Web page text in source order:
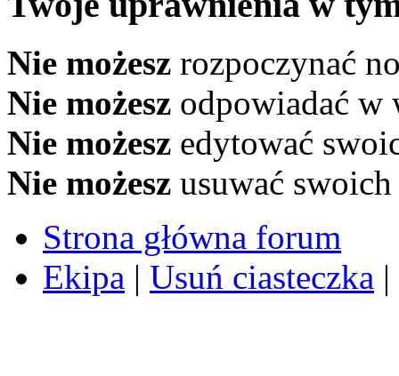
Nie możesz rozpoczynać
Nie możesz odpowiadać w
Nie możesz edytować
Nie możesz usuwać
Strona główna forum
Ekipa | Usuń ciasteczka |